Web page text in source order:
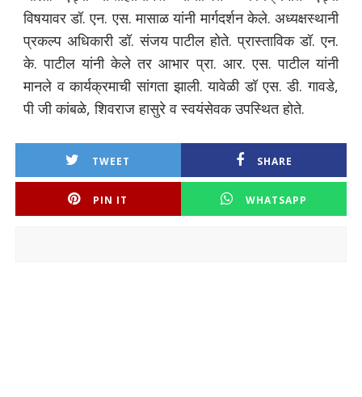
विषयावर डॉ. एन. एस. मासाळ यांनी मार्गदर्शन केले. अध्यक्षस्थानी
प्रकल्प अधिकारी डॉ. संजय पाटील होते. प्रास्ताविक डॉ. एन.
के. पाटील यांनी केले तर आभार प्रा. आर. एस. पाटील यांनी
मानले व कार्यक्रमाची सांगता झाली. यावेळी डॉ एस. डी. गावडे,
पी जी कांबळे, शिवराज हासुरे व स्वयंसेवक उपस्थित होते.
TWEET SHARE
PIN IT WHATSAPP